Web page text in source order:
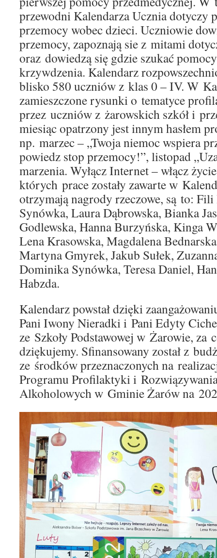
przewodni Kalendarza Ucznia dotyczy
przemocy wobec dzieci. Uczniowie
przemocy, zapoznają sie z mitami
oraz dowiedzą się gdzie szukać
krzywdzenia. Kalendarz
blisko 580 uczniów z klas 0 – IV. W
zamieszczone rysunki o tematyce
przez uczniów z żarowskich szkół i
miesiąc opatrzony jest innym hasłem
np. marzec – „Twoja niemoc wspiera
powiedz stop przemocy!”, listopad
marzenia. Wyłącz Internet – włącz
których prace zostały zawarte w
otrzymają nagrody rzeczowe, są to:
Synówka, Laura Dąbrowska, Bianka
Godlewska, Hanna Burzyńska, Kinga
Lena Krasowska, Magdalena
Martyna Gmyrek, Jakub Sułek,
Dominika Synówka, Teresa Daniel,
Habzda.
Kalendarz powstał dzięki
Pani Iwony Nieradki i Pani Edyty
ze Szkoły Podstawowej w Żarowie, za
dziękujemy. Sfinansowany został z
ze środków przeznaczonych na
Programu Profilaktyki i
Alkoholowych w Gminie Żarów na